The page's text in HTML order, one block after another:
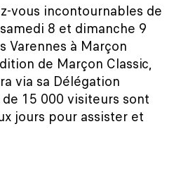
vous incontournables de
8 et dimanche 9
Varennes à Marçon
de Marçon Classic,
via sa Délégation
15 000 visiteurs sont
jours pour assister et